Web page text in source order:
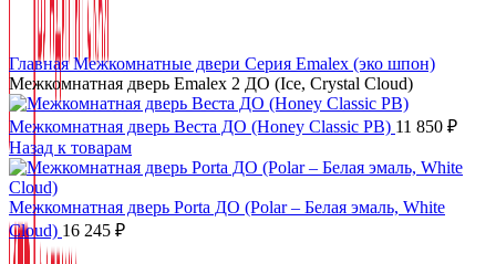
Нажмите, чтобы увеличить
ГлавнаяМежкомнатные двери Серия Emalex (эко шпон)
Межкомнатная дверь Emalex 2 ДО (Ice, Crystal Cloud)
Межкомнатная дверь Веста ДО (Honey Classic PB) 11 850 ₽
Назад к товарам
Межкомнатная дверь Porta ДО (Polar – Белая эмаль, White
Cloud) 16 245 ₽